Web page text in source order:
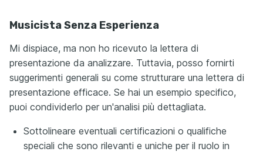
Musicista Senza Esperienza
Mi dispiace, ma non ho ricevuto la lettera di
presentazione da analizzare. Tuttavia, posso fornirti
suggerimenti generali su come strutturare una lettera di
presentazione efficace. Se hai un esempio specifico,
puoi condividerlo per un'analisi più dettagliata.
Sottolineare eventuali certificazioni o qualifiche
speciali che sono rilevanti e uniche per il ruolo in